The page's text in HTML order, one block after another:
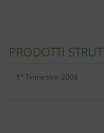
PRODOTTI
1° Trimestre 2009